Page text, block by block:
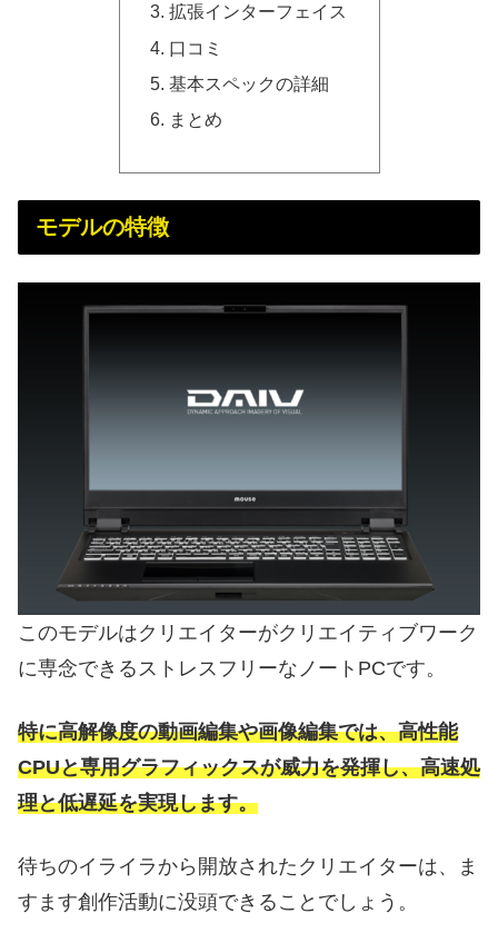
拡張インターフェイス
口コミ
基本スペックの詳細
まとめ
モデルの特徴
このモデルはクリエイターがクリエイティブワーク
に専念できるストレスフリーなノートPCです。
特に高解像度の動画編集や画像編集では、高性能
CPUと専用グラフィックスが威力を発揮し、高速処
理と低遅延を実現します。
待ちのイライラから開放されたクリエイターは、ま
すます創作活動に没頭できることでしょう。